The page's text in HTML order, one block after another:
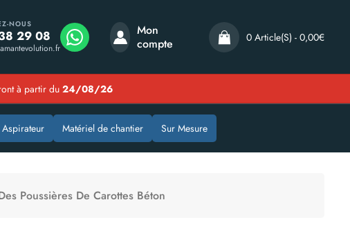
NOUS
29 08
Mon
compte
0 Article(s) - 0,00€
à partir du 24/08/26
Aspirateur Matériel de chantier Sur Mesure
Poussières De Carottes Béton